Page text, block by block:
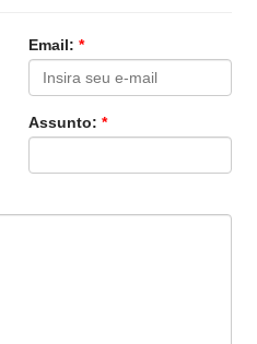
Email: *
Assunto: *